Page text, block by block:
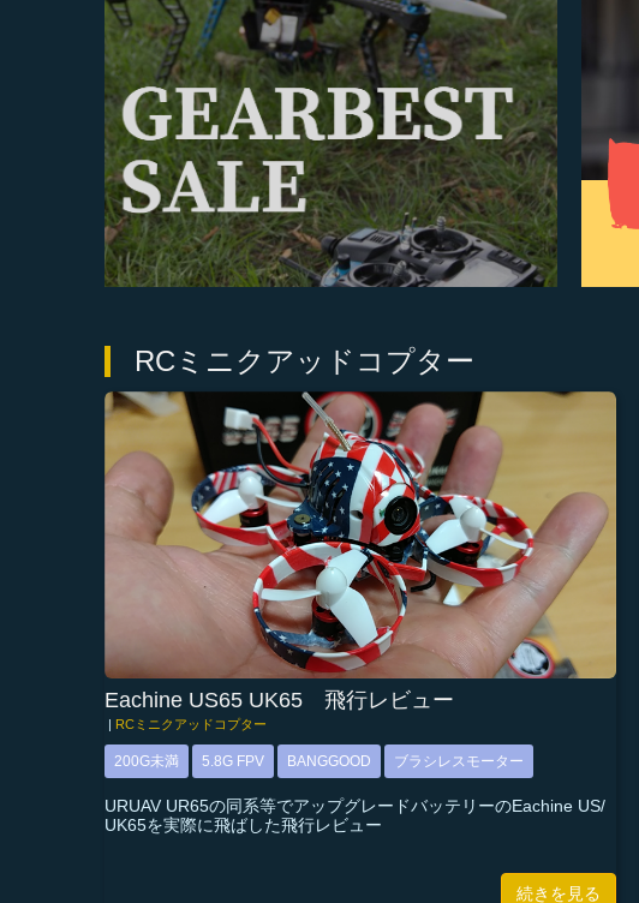
RCミニクアッドコプター
Eachine US65 UK65 飛行レビュー
| RCミニクアッドコプター
200G未満 5.8G FPV BANGGOOD ブラシレスモーター
URUAV UR65の同系等でアップグレードバッテリーのEachine US/
UK65を実際に飛ばした飛行レビュー
続きを見る